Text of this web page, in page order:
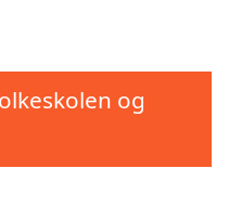
og